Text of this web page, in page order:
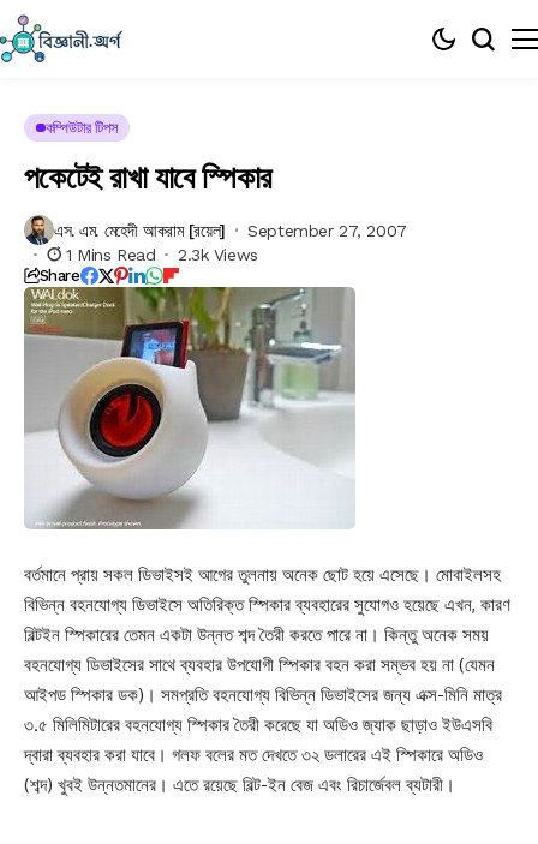
কম্পিউটার টিপস
পকেটেই রাখা যাবে স্পিকার
এস. এম. মেহেদী আকরাম [রয়েল]
September 27, 2007
1 Mins Read
2.3k Views
Share
বর্তমানে প্রায় সকল ডিভাইসই আগের তুলনায় অনেক ছোট হয়ে এসেছে। মোবাইলসহ
বিভিন্ন বহনযোগ্য ডিভাইসে অতিরিক্ত স্পিকার ব্যবহারের সুযোগও হয়েছে এখন, কারণ
বিল্টইন স্পিকারের তেমন একটা উন্নত শব্দ তৈরী করতে পারে না। কিন্তু অনেক সময়
বহনযোগ্য ডিভাইসের সাথে ব্যবহার উপযোগী স্পিকার বহন করা সম্ভব হয় না (যেমন
আইপড স্পিকার ডক)। সমপ্রতি বহনযোগ্য বিভিন্ন ডিভাইসের জন্য এক্স-মিনি মাত্র
৩.৫ মিলিমিটারের বহনযোগ্য স্পিকার তৈরী করেছে যা অডিও জ্যাক ছাড়াও ইউএসবি
দ্বারা ব্যবহার করা যাবে। গলফ বলের মত দেখতে ৩২ ডলারের এই স্পিকারে অডিও
(শব্দ) খুবই উন্নতমানের। এতে রয়েছে বিল্ট-ইন বেজ এবং রিচার্জেবল ব্যটারী।